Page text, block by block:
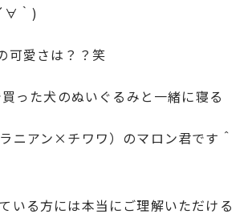
｀)
可愛さは？？笑
った犬のぬいぐるみと一緒に寝る
ニアン×チワワ）のマロン君です＾
いる方には本当にご理解いただける